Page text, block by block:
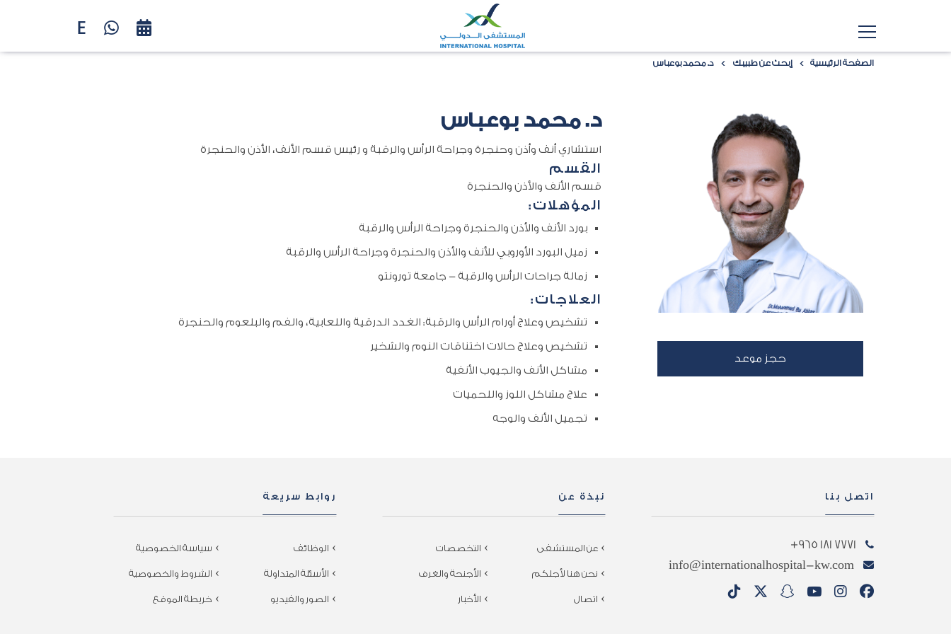
الصفحة الرئيسية إبحث عن طبيبك د. محمد بوعباس
د. محمد بوعباس
استشاري أنف وأذن وحنجرة وجراحة الرأس والرقبة‬‬‬‬‬ و رئيس قسم الأنف، الأذن والحنجرة
القسم
قسم الأنف والأذن والحنجرة
المؤهلات:
بورد الأنف والأذن والحنجرة وجراحة الرأس والرقبة
زميل البورد الأوروبي للأنف والأذن والحنجرة وجراحة الرأس والرقبة
زمالة جراحات الرأس والرقبة - جامعة تورونتو
العلاجات:
تشخيص وعلاج أورام الرأس والرقبة: الغدد الدرقية واللعابية، والفم والبلعوم والحنجرة
تشخيص وعلاج حالات اختناقات النوم والشخير
مشاكل الأنف والجيوب الأنفية
علاج مشاكل اللوز واللحميات
تجميل الأنف والوجه
اتصل بنا
7771 181 965+
info@internationalhospital-kw.com
نبذة عن
عن المستشفى
نحن هنا لأجلكم
اتصال
التخصصات
الأجنحة والغرف
الأخبار
روابط سريعة
الوظائف
الأسئلة المتداولة
الصور والفيديو
سياسة الخصوصية
الشروط والخصوصية
خريطة الموقع